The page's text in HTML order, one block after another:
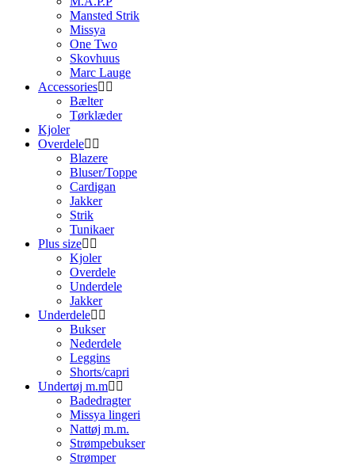
Mansted Strik
Missya
One Two
Skovhuus
Marc Lauge
Accessories
Bælter
Tørklæder
Kjoler
Overdele
Blazere
Bluser/Toppe
Cardigan
Jakker
Strik
Tunikaer
Plus size
Kjoler
Overdele
Underdele
Jakker
Underdele
Bukser
Nederdele
Leggins
Shorts/capri
Undertøj m.m
Badedragter
Missya lingeri
Nattøj m.m.
Strømpebukser
Strømper